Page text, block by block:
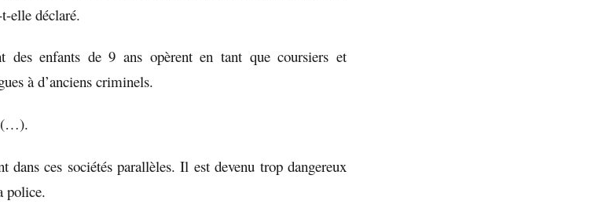
elle déclaré.
des enfants de 9 ans opèrent en tant que coursiers et
à d’anciens criminels.
(…).
dans ces sociétés parallèles. Il est devenu trop dangereux
police.